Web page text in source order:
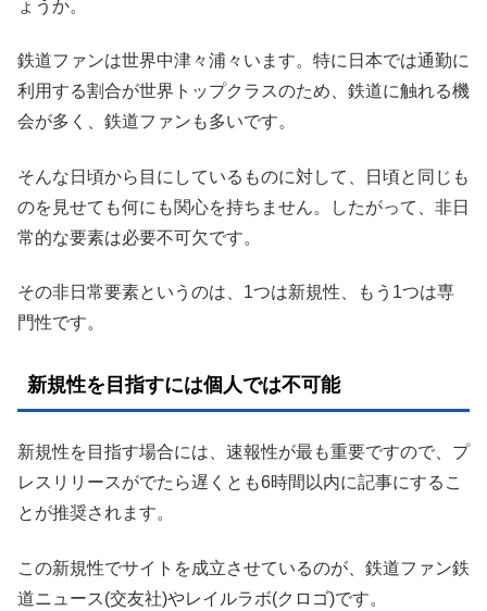
ょうか。
鉄道ファンは世界中津々浦々います。特に日本では通勤に
利用する割合が世界トップクラスのため、鉄道に触れる機
会が多く、鉄道ファンも多いです。
そんな日頃から目にしているものに対して、日頃と同じも
のを見せても何にも関心を持ちません。したがって、非日
常的な要素は必要不可欠です。
その非日常要素というのは、1つは新規性、もう1つは専
門性です。
新規性を目指すには個人では不可能
新規性を目指す場合には、速報性が最も重要ですので、プ
レスリリースがでたら遅くとも6時間以内に記事にするこ
とが推奨されます。
この新規性でサイトを成立させているのが、鉄道ファン鉄
道ニュース(交友社)やレイルラボ(クロゴ)です。